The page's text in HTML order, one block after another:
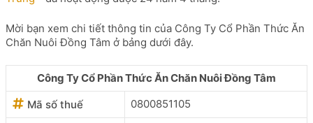
Mời bạn xem chi tiết thông tin của Công Ty Cổ Phần Thức Ăn
Chăn Nuôi Đồng Tâm ở bảng dưới đây.
Công Ty Cổ Phần Thức Ăn Chăn Nuôi Đồng Tâm
Mã số thuế
0800851105